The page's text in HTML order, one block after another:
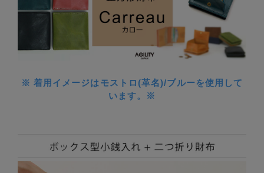
※ 着用イメージはモストロ(革名)/ブルーを使用して
います。※